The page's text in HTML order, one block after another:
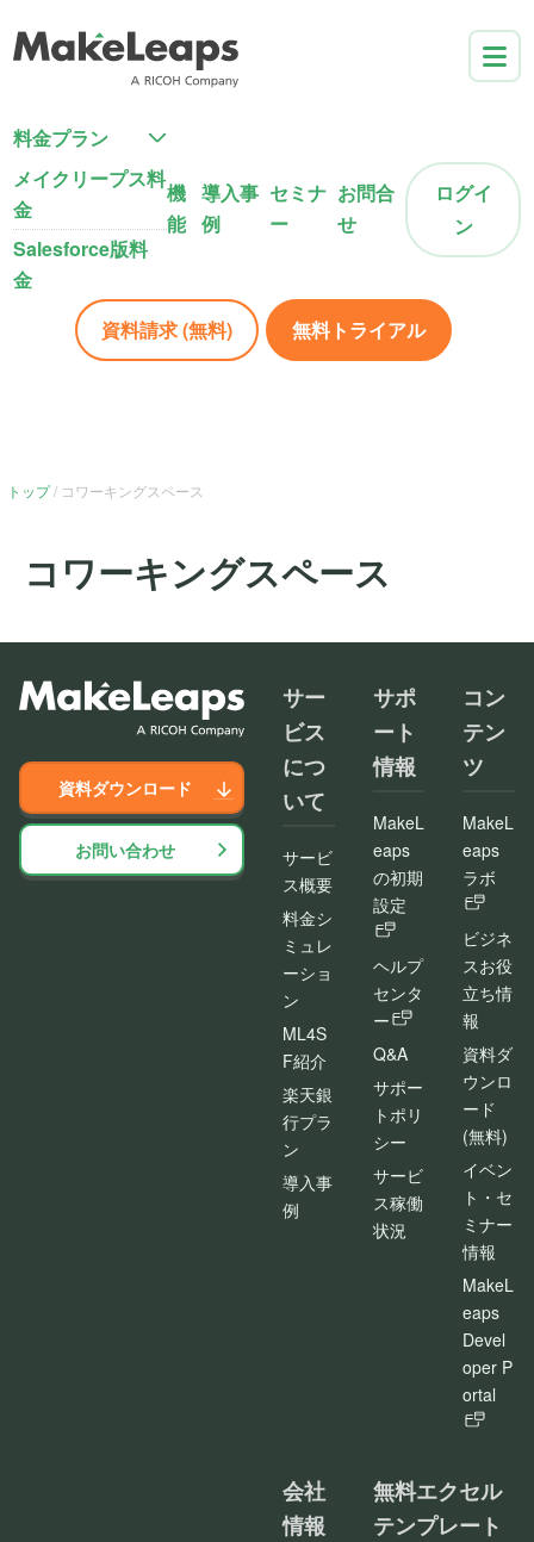
料金プラン
メイクリープス料
金
Salesforce版料
金
機
能
導入事
例
セミナ
ー
お問合
せ
ログイ
ン
資料請求 (無料) 無料トライアル
トップ コワーキングスペース
コワーキングスペース
資料ダウンロード
お問い合わせ
サー
ビス
につ
いて
サービ
ス概要
料金シ
ミュレ
ーショ
ン
ML4S
F紹介
楽天銀
行プラ
ン
導入事
例
サポ
ート
情報
MakeL
eaps
の初期
設定
ヘルプ
センタ
ー
Q&A
サポー
トポリ
シー
サービ
ス稼働
状況
コン
テン
ツ
MakeL
eaps
ラボ
ビジネ
スお役
立ち情
報
資料ダ
ウンロ
ード
(無料)
イベン
ト・セ
ミナー
情報
MakeL
eaps
Devel
oper P
ortal
会社
情報
無料エクセル
テンプレート